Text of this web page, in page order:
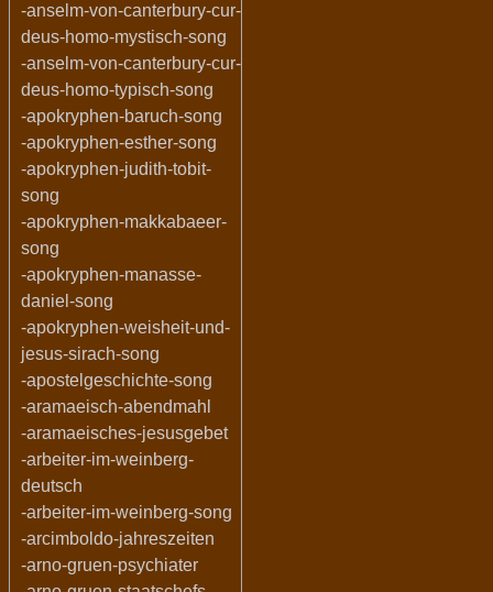
-anselm-von-canterbury-cur-
deus-homo-mystisch-song
-anselm-von-canterbury-cur-
deus-homo-typisch-song
-apokryphen-baruch-song
-apokryphen-esther-song
-apokryphen-judith-tobit-
song
-apokryphen-makkabaeer-
song
-apokryphen-manasse-
daniel-song
-apokryphen-weisheit-und-
jesus-sirach-song
-apostelgeschichte-song
-aramaeisch-abendmahl
-aramaeisches-jesusgebet
-arbeiter-im-weinberg-
deutsch
-arbeiter-im-weinberg-song
-arcimboldo-jahreszeiten
-arno-gruen-psychiater